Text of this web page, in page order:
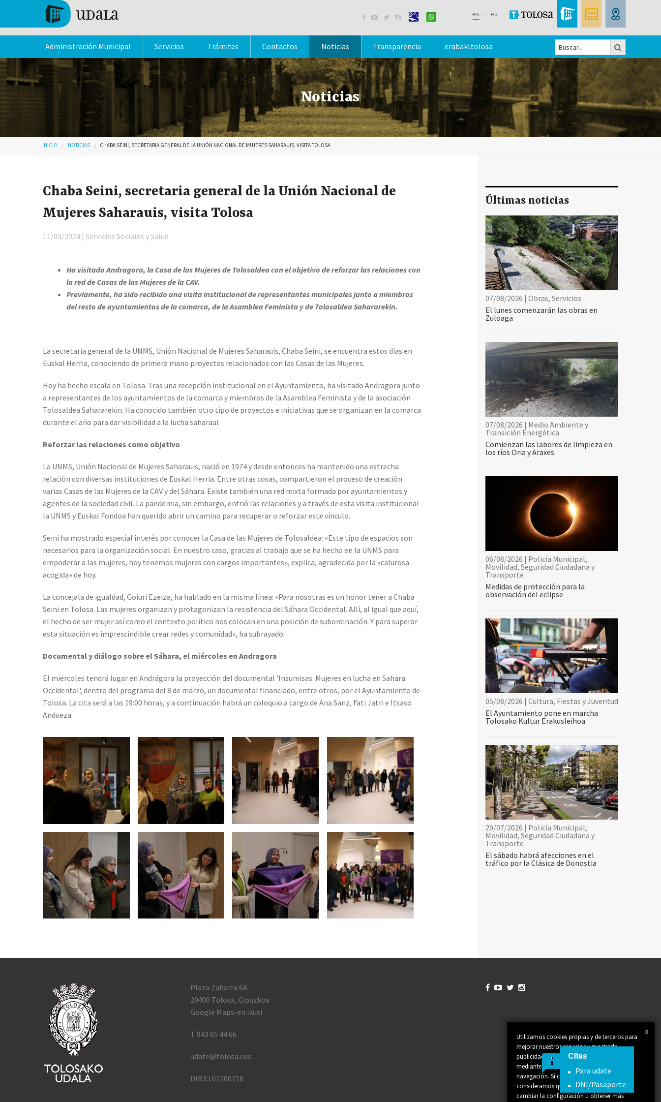
Pasar al contenido principal
    es eu
Formulario
de
búsqueda
Administración Municipal Servicios Trámites Contactos Noticias Transparencia erabaki.tolosa
Noticias
Usted está aquí
INICIO NOTICIAS CHABA SEINI, SECRETARIA GENERAL DE LA UNIÓN NACIONAL DE MUJERES SAHARAUIS, VISITA TOLOSA
Chaba Seini, secretaria general de la Unión Nacional de
Mujeres Saharauis, visita Tolosa
Citas
Para udate
DNI/Pasaporte
11/03/2024 | Servicios Sociales y Salud
Ha visitado Andragora, la Casa de las Mujeres de Tolosaldea con el objetivo de reforzar las relaciones con
la red de Casas de las Mujeres de la CAV.
Previamente, ha sido recibido una visita institucional de representantes municipales junto a miembros
del resto de ayuntamientos de la comarca, de la Asamblea Feminista y de Tolosaldea Sahararekin.
La secretaria general de la UNMS, Unión Nacional de Mujeres Saharauis, Chaba Seini, se encuentra estos días en
Euskal Herria, conociendo de primera mano proyectos relacionados con las Casas de las Mujeres.
Hoy ha hecho escala en Tolosa. Tras una recepción institucional en el Ayuntamiento, ha visitado Andragora junto
a representantes de los ayuntamientos de la comarca y miembros de la Asamblea Feminista y de la asociación
Tolosaldea Sahararekin. Ha conocido también otro tipo de proyectos e iniciativas que se organizan en la comarca
durante el año para dar visibilidad a la lucha saharaui.
Reforzar las relaciones como objetivo
La UNMS, Unión Nacional de Mujeres Saharauis, nació en 1974 y desde entonces ha mantenido una estrecha
relación con diversas instituciones de Euskal Herria. Entre otras cosas, compartieron el proceso de creación
varias Casas de las Mujeres de la CAV y del Sáhara. Existe también una red mixta formada por ayuntamientos y
agentes de la sociedad civil. La pandemia, sin embargo, enfrió las relaciones y a través de esta visita institucional
la UNMS y Euskal Fondoa han querido abrir un camino para recuperar o reforzar este vínculo.
Seini ha mostrado especial interés por conocer la Casa de las Mujeres de Tolosaldea: «Este tipo de espacios son
necesarios para la organización social. En nuestro caso, gracias al trabajo que se ha hecho en la UNMS para
empoderar a las mujeres, hoy tenemos mujeres con cargos importantes», explica, agradecida por la «calurosa
acogida» de hoy.
La concejala de igualdad, Goiuri Ezeiza, ha hablado en la misma línea: «Para nosotras es un honor tener a Chaba
Seini en Tolosa. Las mujeres organizan y protagonizan la resistencia del Sáhara Occidental. Allí, al igual que aquí,
el hecho de ser mujer así como el contexto político nos colocan en una posición de subordinación. Y para superar
esta situación es imprescindible crear redes y comunidad», ha subrayado.
Documental y diálogo sobre el Sáhara, el miércoles en Andragora
El miércoles tendrá lugar en Andrágora la proyección del documental 'Insumisas: Mujeres en lucha en Sahara
Occidental', dentro del programa del 8 de marzo, un documental financiado, entre otros, por el Ayuntamiento de
Tolosa. La cita será a las 19:00 horas, y a continuación habrá un coloquio a cargo de Ana Sanz, Fati Jatri e Itsaso
Andueza.
Últimas noticias
07/08/2026 | Obras, Servicios
El lunes comenzarán las obras en
Zuloaga
07/08/2026 | Medio Ambiente y
Transición Energética
Comienzan las labores de limpieza en
los ríos Oria y Araxes
06/08/2026 | Policía Municipal,
Movilidad, Seguridad Ciudadana y
Transporte
Medidas de protección para la
observación del eclipse
05/08/2026 | Cultura, Fiestas y Juventud
El Ayuntamiento pone en marcha
Tolosako Kultur Erakusleihoa
29/07/2026 | Policía Municipal,
Movilidad, Seguridad Ciudadana y
Transporte
El sábado habrá afecciones en el
tráfico por la Clásica de Donostia
x
Utilizamos cookies propias y de terceros para
mejorar nuestros servicios y mostrarle
publicidad relacionada con sus preferencias
mediante el análisis de sus hábitos de
navegación. Si continúa navegando,
consideramos que acepta su uso. Puede
cambiar la configuración u obtener más
Plaza Zaharra 6A
20400 Tolosa, Gipuzkoa
Google Maps-en ikusi
T 943 65 44 66
udate@tolosa.eus
DIR3:L01200718
   